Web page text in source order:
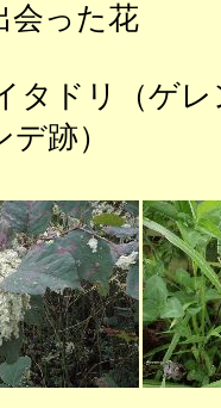
った花
ドリ（
ンデ跡